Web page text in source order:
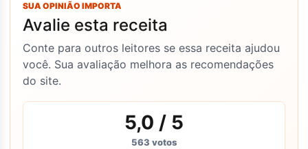
SUA OPINIÃO IMPORTA
Avalie esta receita
Conte para outros leitores se essa receita ajudou
você. Sua avaliação melhora as recomendações
do site.
5,0 / 5
563 votos